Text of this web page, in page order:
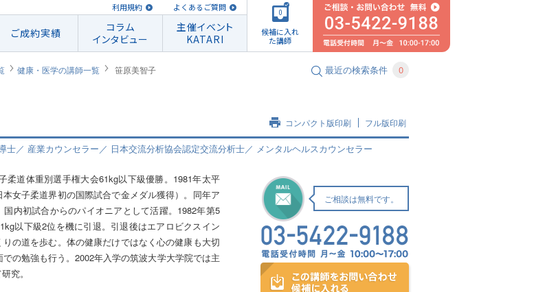
利用規約 よくあるご質問
ご成約実績
コラム
インタビュー
主催イベント
KATARI
0
候補に入れ
た講師
健康・医学の講師一覧 笹原美智子 最近の検索条件 0
コンパクト版印刷 フル版印刷
／ 産業カウンセラー／ 日本交流分析協会認定交流分析士／ メンタルヘルスカウンセラー
柔道体重別選手権大会61kg以下級優勝。1981年太平
女子柔道界初の国際試合で金メダル獲得）。同年ア
内初試合からのパイオニアとして活躍。1982年第5
以下級2位を機に引退。引退後はエアロビクスイン
の道を歩む。体の健康だけではなく心の健康も大切
の勉強も行う。2002年入学の筑波大学大学院では主
究。
ご相談は無料です。